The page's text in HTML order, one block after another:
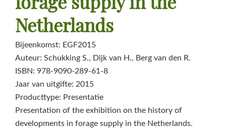
Netherlands
Bijeenkomst: EGF2015
Auteur: Schukking S., Dijk van H., Berg van den R.
ISBN: 978-9090-289-61-8
Jaar van uitgifte: 2015
Producttype: Presentatie
Presentation of the exhibition on the history of
developments in forage supply in the Netherlands.